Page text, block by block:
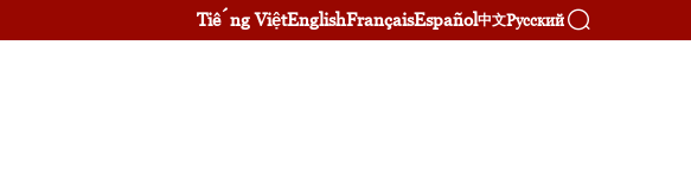
Tiếng ViệtEnglishFrançaisEspañol中文Русский